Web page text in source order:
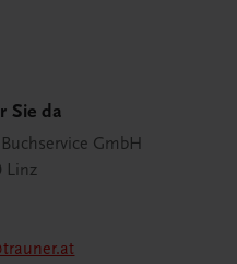
Sie da
GmbH
Linz